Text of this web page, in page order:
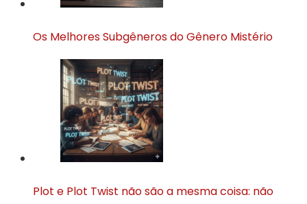
Os Melhores Subgêneros do Gênero Mistério
Plot e Plot Twist não são a mesma coisa: não